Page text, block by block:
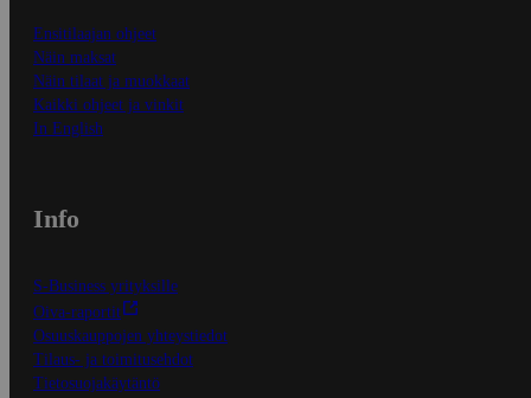
Ensitilaajan ohjeet
Näin maksat
Näin tilaat ja muokkaat
Kaikki ohjeet ja vinkit
In English
Info
S-Business yrityksille
Oiva-raportit
Osuuskauppojen yhteystiedot
Tilaus- ja toimitusehdot
Tietosuojakäytäntö